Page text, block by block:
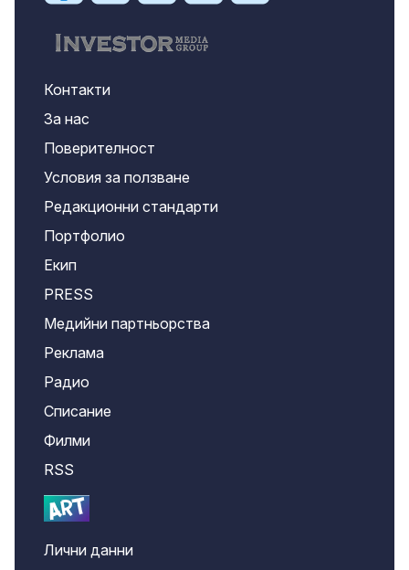
Контакти
За нас
Поверителност
Условия за ползване
Редакционни стандарти
Портфолио
Екип
PRESS
Медийни партньорства
Реклама
Радио
Списание
Филми
RSS
Лични данни